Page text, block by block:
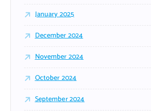
January 2025
December 2024
November 2024
October 2024
September 2024